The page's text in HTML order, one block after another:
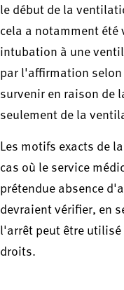
le début de la
cela a notamment été
intubation à une
par l'affirmation selon
survenir en raison de
seulement de la
Les motifs exacts de
cas où le service
prétendue absence
devraient vérifier, en
l'arrêt peut être
droits.